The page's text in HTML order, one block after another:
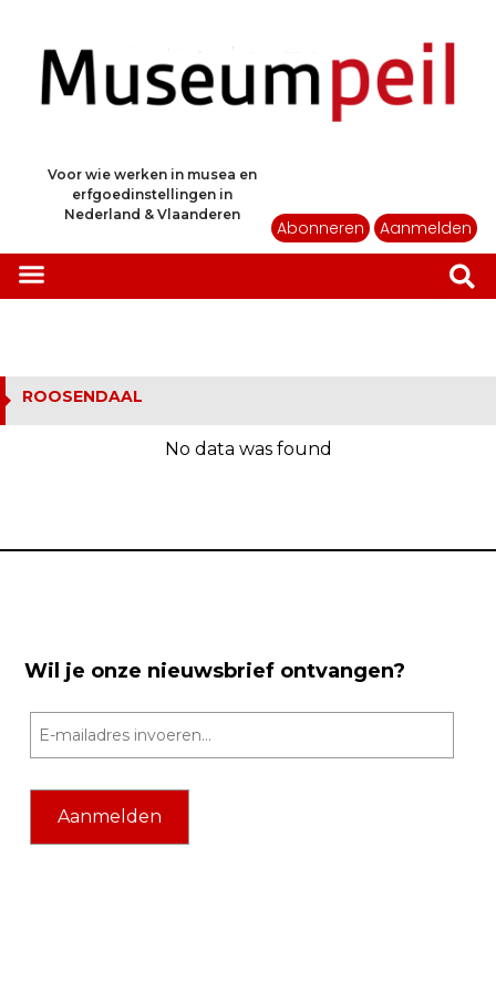
Voor wie werken in musea en
erfgoedinstellingen in
Nederland & Vlaanderen
Abonneren Aanmelden
ROOSENDAAL
No data was found
Wil je onze nieuwsbrief ontvangen?